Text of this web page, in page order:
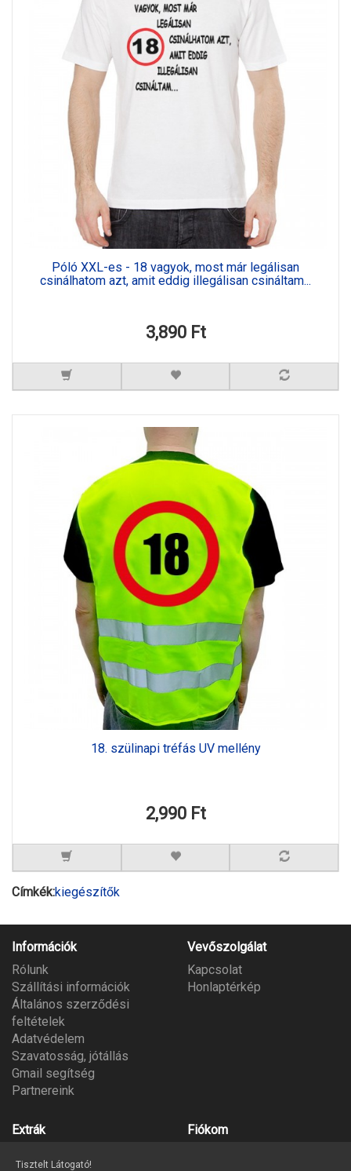
Póló XXL-es - 18 vagyok, most már legálisan
csinálhatom azt, amit eddig illegálisan csináltam...
3,890 Ft
18. szülinapi tréfás UV mellény
2,990 Ft
Címkék:kiegészítők
Információk
Rólunk
Szállítási információk
Általános szerződési
feltételek
Adatvédelem
Szavatosság, jótállás
Gmail segítség
Partnereink
Vevőszolgálat
Kapcsolat
Honlaptérkép
Extrák
Fiókom
Tisztelt Látogató!